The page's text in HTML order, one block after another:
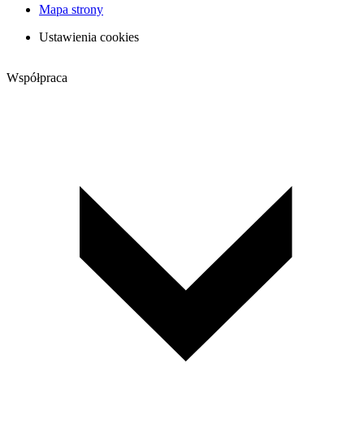
Mapa strony
Ustawienia cookies
Współpraca